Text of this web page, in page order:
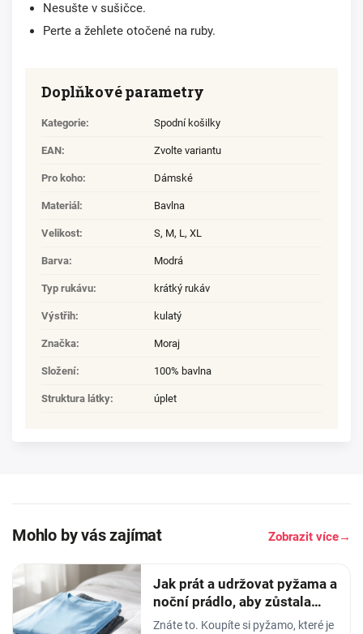
Nesušte v sušičce.
Perte a žehlete otočené na ruby.
Doplňkové parametry
Kategorie: Spodní košilky
EAN: Zvolte variantu
Pro koho: Dámské
Materiál : Bavlna
Velikost: S, M, L, XL
Barva: Modrá
Typ rukávu: krátký rukáv
Výstřih: kulatý
Značka: Moraj
Složení: 100% bavlna
Struktura látky: úplet
Mohlo by vás zajímat Zobrazit více→
Jak prát a udržovat pyžama a
noční prádlo, aby zůstala
měkká
Znáte to. Koupíte si pyžamo, které je